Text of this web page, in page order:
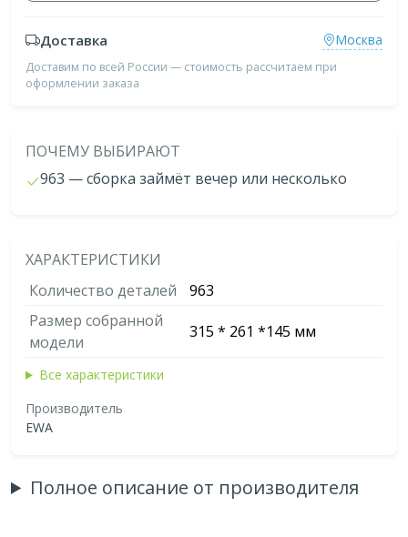
Доставка Москва
Доставим по всей России — стоимость рассчитаем при
оформлении заказа
ПОЧЕМУ ВЫБИРАЮТ
963 — сборка займёт вечер или несколько
ХАРАКТЕРИСТИКИ
Количество деталей
963
Размер собранной
модели
315 * 261 *145 мм
Все характеристики
Производитель
EWA
Полное описание от производителя